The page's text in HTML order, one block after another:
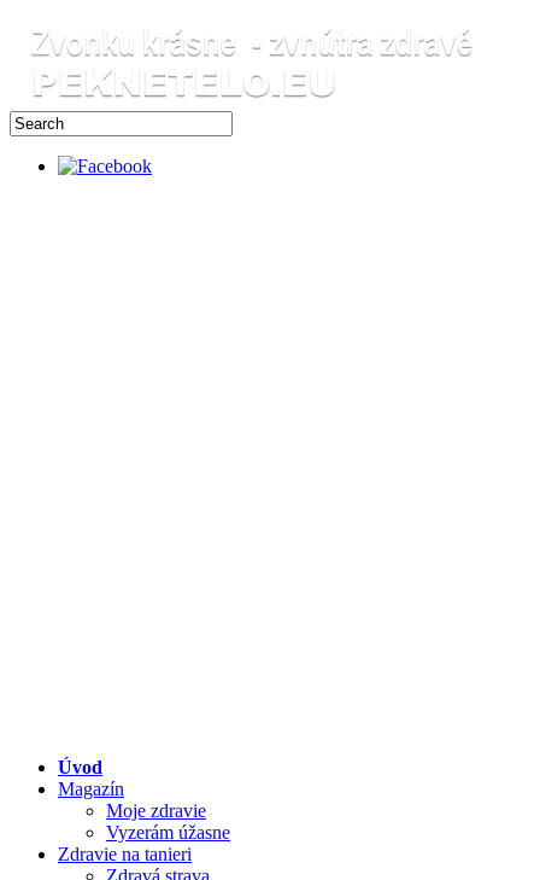
Úvod
Magazín
Moje zdravie
Vyzerám úžasne
Zdravie na tanieri
Zdravá strava